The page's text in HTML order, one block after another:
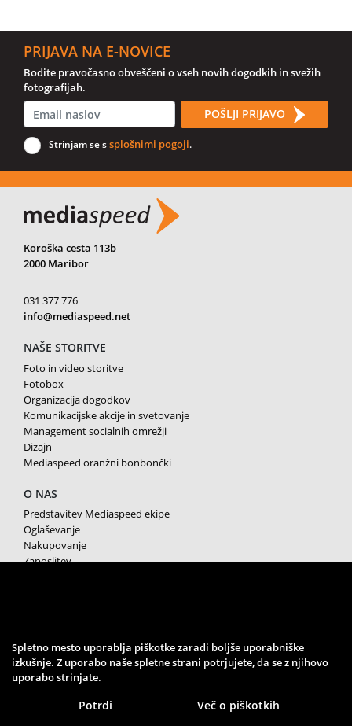
PRIJAVA NA E-NOVICE
Bodite pravočasno obveščeni o vseh novih dogodkih in svežih
fotografijah.
POŠLJI PRIJAVO
Strinjam se ssplošnimi pogoji.
Koroška cesta 113b
2000 Maribor
031 377 776
info@mediaspeed.net
NAŠE STORITVE
Foto in video storitve
Fotobox
Organizacija dogodkov
Komunikacijske akcije in svetovanje
Management socialnih omrežji
Dizajn
Mediaspeed oranžni bonbončki
O NAS
Predstavitev Mediaspeed ekipe
Oglaševanje
Nakupovanje
Zaposlitev
SPREMLJAJTE NAS
Spletno mesto uporablja piškotke zaradi boljše uporabniške
izkušnje. Z uporabo naše spletne strani potrjujete, da se z njihovo
uporabo strinjate.
Potrdi Več o piškotkih